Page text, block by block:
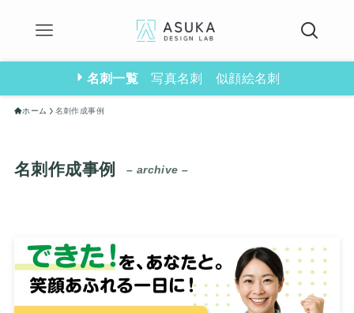
名刺一覧 写真名刺 似顔絵名刺
ホーム 名刺作成事例
名刺作成事例 – archive –